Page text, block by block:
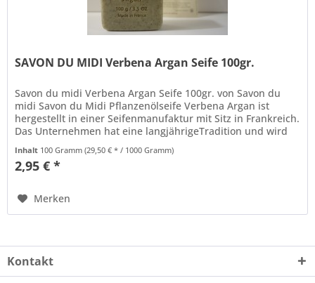
SAVON DU MIDI Verbena Argan Seife 100gr.
Savon du midi Verbena Argan Seife 100gr. von Savon du
midi Savon du Midi Pflanzenölseife Verbena Argan ist
hergestellt in einer Seifenmanufaktur mit Sitz in Frankreich.
Das Unternehmen hat eine langjährigeTradition und wird
Inhalt 100 Gramm(29,50 € * / 1000 Gramm)
2,95 € *
Merken
Kontakt